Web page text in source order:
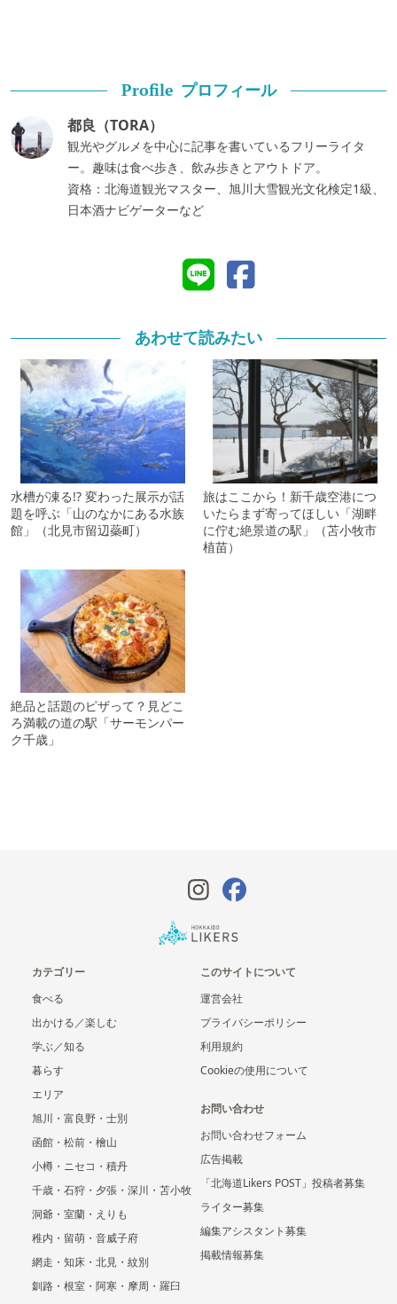
Profile プロフィール
都良（TORA）
観光やグルメを中心に記事を書いているフリーライタ
ー。趣味は食べ歩き、飲み歩きとアウトドア。
資格：北海道観光マスター、旭川大雪観光文化検定1級、
日本酒ナビゲーターなど
あわせて読みたい
水槽が凍る!? 変わった展示が話
題を呼ぶ「山のなかにある水族
館」（北見市留辺蘂町）
旅はここから！新千歳空港につ
いたらまず寄ってほしい「湖畔
に佇む絶景道の駅」（苫小牧市
植苗）
絶品と話題のピザって？見どこ
ろ満載の道の駅「サーモンパー
ク千歳」
カテゴリー
食べる
出かける／楽しむ
学ぶ／知る
暮らす
エリア
旭川・富良野・士別
函館・松前・檜山
小樽・ニセコ・積丹
千歳・石狩・夕張・深川・苫小牧
洞爺・室蘭・えりも
稚内・留萌・音威子府
網走・知床・北見・紋別
釧路・根室・阿寒・摩周・羅臼
このサイトについて
運営会社
プライバシーポリシー
利用規約
Cookieの使用について
お問い合わせ
お問い合わせフォーム
広告掲載
「北海道Likers POST」投稿者募集
ライター募集
編集アシスタント募集
掲載情報募集